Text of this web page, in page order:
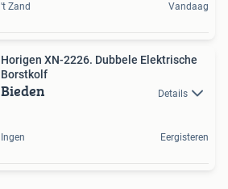
't Zand Vandaag
Horigen XN-2226. Dubbele Elektrische
Borstkolf
Bieden Details
Ingen Eergisteren